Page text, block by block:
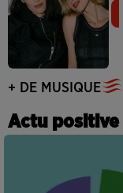
+ DE MUSIQUE
Actu positive